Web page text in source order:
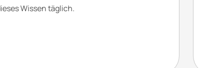
Wissen täglich.